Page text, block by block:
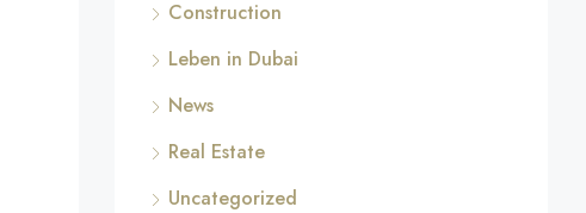
Construction
Leben in Dubai
News
Real Estate
Uncategorized